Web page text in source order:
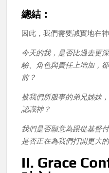
總結：
因此，我們需要誠實地在
今天的我，是否比過去更
驗、角色與責任上增加，
前？
被我們所服事的弟兄姊妹
認識神？
我們是否願意為跟從基督
是否正在為我們打開更大
II. Grace